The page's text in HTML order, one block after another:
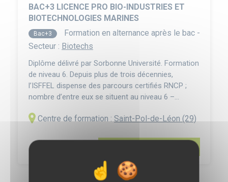
BAC+3 LICENCE PRO BIO-INDUSTRIES ET
BIOTECHNOLOGIES MARINES
Bac+3
Formation en alternance après le bac -
Secteur : Biotechs
Diplôme délivré par Sorbonne Université. Formation
de niveau 6. Depuis plus de trois décennies,
l’ISFFEL dispense des parcours certifiés RNCP ;
nombre d’entre eux se situent au niveau 6 –
couvrent ordinairement trois années d’études
Bio-industries et Biotechnologies mention
Centre de formation : Saint-Pol-de-Léon (29)